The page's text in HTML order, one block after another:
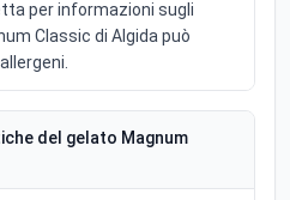
per informazioni sugli
Classic di Algida può
del gelato Magnum